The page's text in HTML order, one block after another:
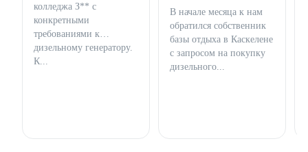
колледжа З** с
конкретными
требованиями к
дизельному генератору.
К...
В начале месяца к нам
обратился собственник
базы отдыха в Каскелене
с запросом на покупку
дизельного...